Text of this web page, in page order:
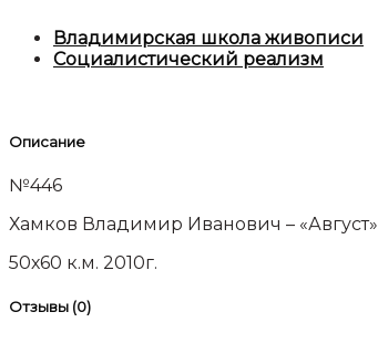
Владимирская школа живописи
Социалистический реализм
Описание
№446
Хамков Владимир Иванович – «Август»
50х60 к.м. 2010г.
Отзывы (0)